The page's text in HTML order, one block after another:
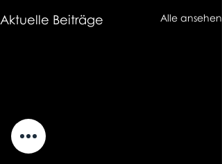
Aktuelle Beiträge Alle ansehen